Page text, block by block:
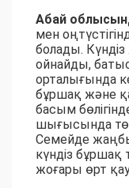
Абай
мен
болады.
ойнайды,
орталығында
бұршақ және
басым
шығысында
Семейде
күндіз бұршақ
жоғары өрт